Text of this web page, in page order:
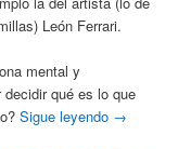
León Ferrari.
mental y
qué es lo que
Sigue leyendo →